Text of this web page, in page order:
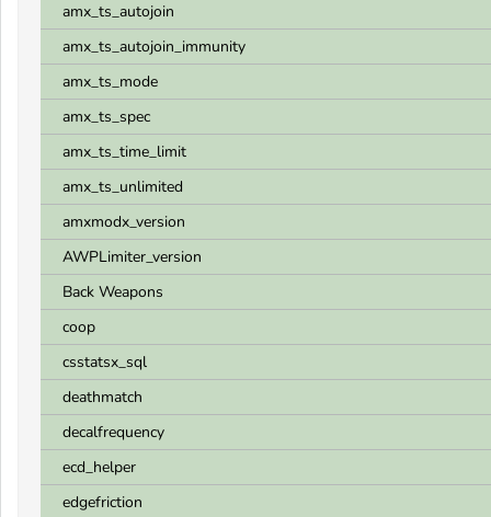
amx_ts_autojoin
amx_ts_autojoin_immunity
amx_ts_mode
amx_ts_spec
amx_ts_time_limit
amx_ts_unlimited
amxmodx_version
AWPLimiter_version
Back Weapons
coop
csstatsx_sql
deathmatch
decalfrequency
ecd_helper
edgefriction